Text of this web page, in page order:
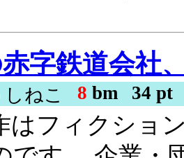
円」で
億円という
ル線から世界
の、前代未聞
校。 大学。
ぶつかっても
れは、日本人
く続いてし
鉄道会社、AI株
ねこ 8 bm 34 pt
ィクション